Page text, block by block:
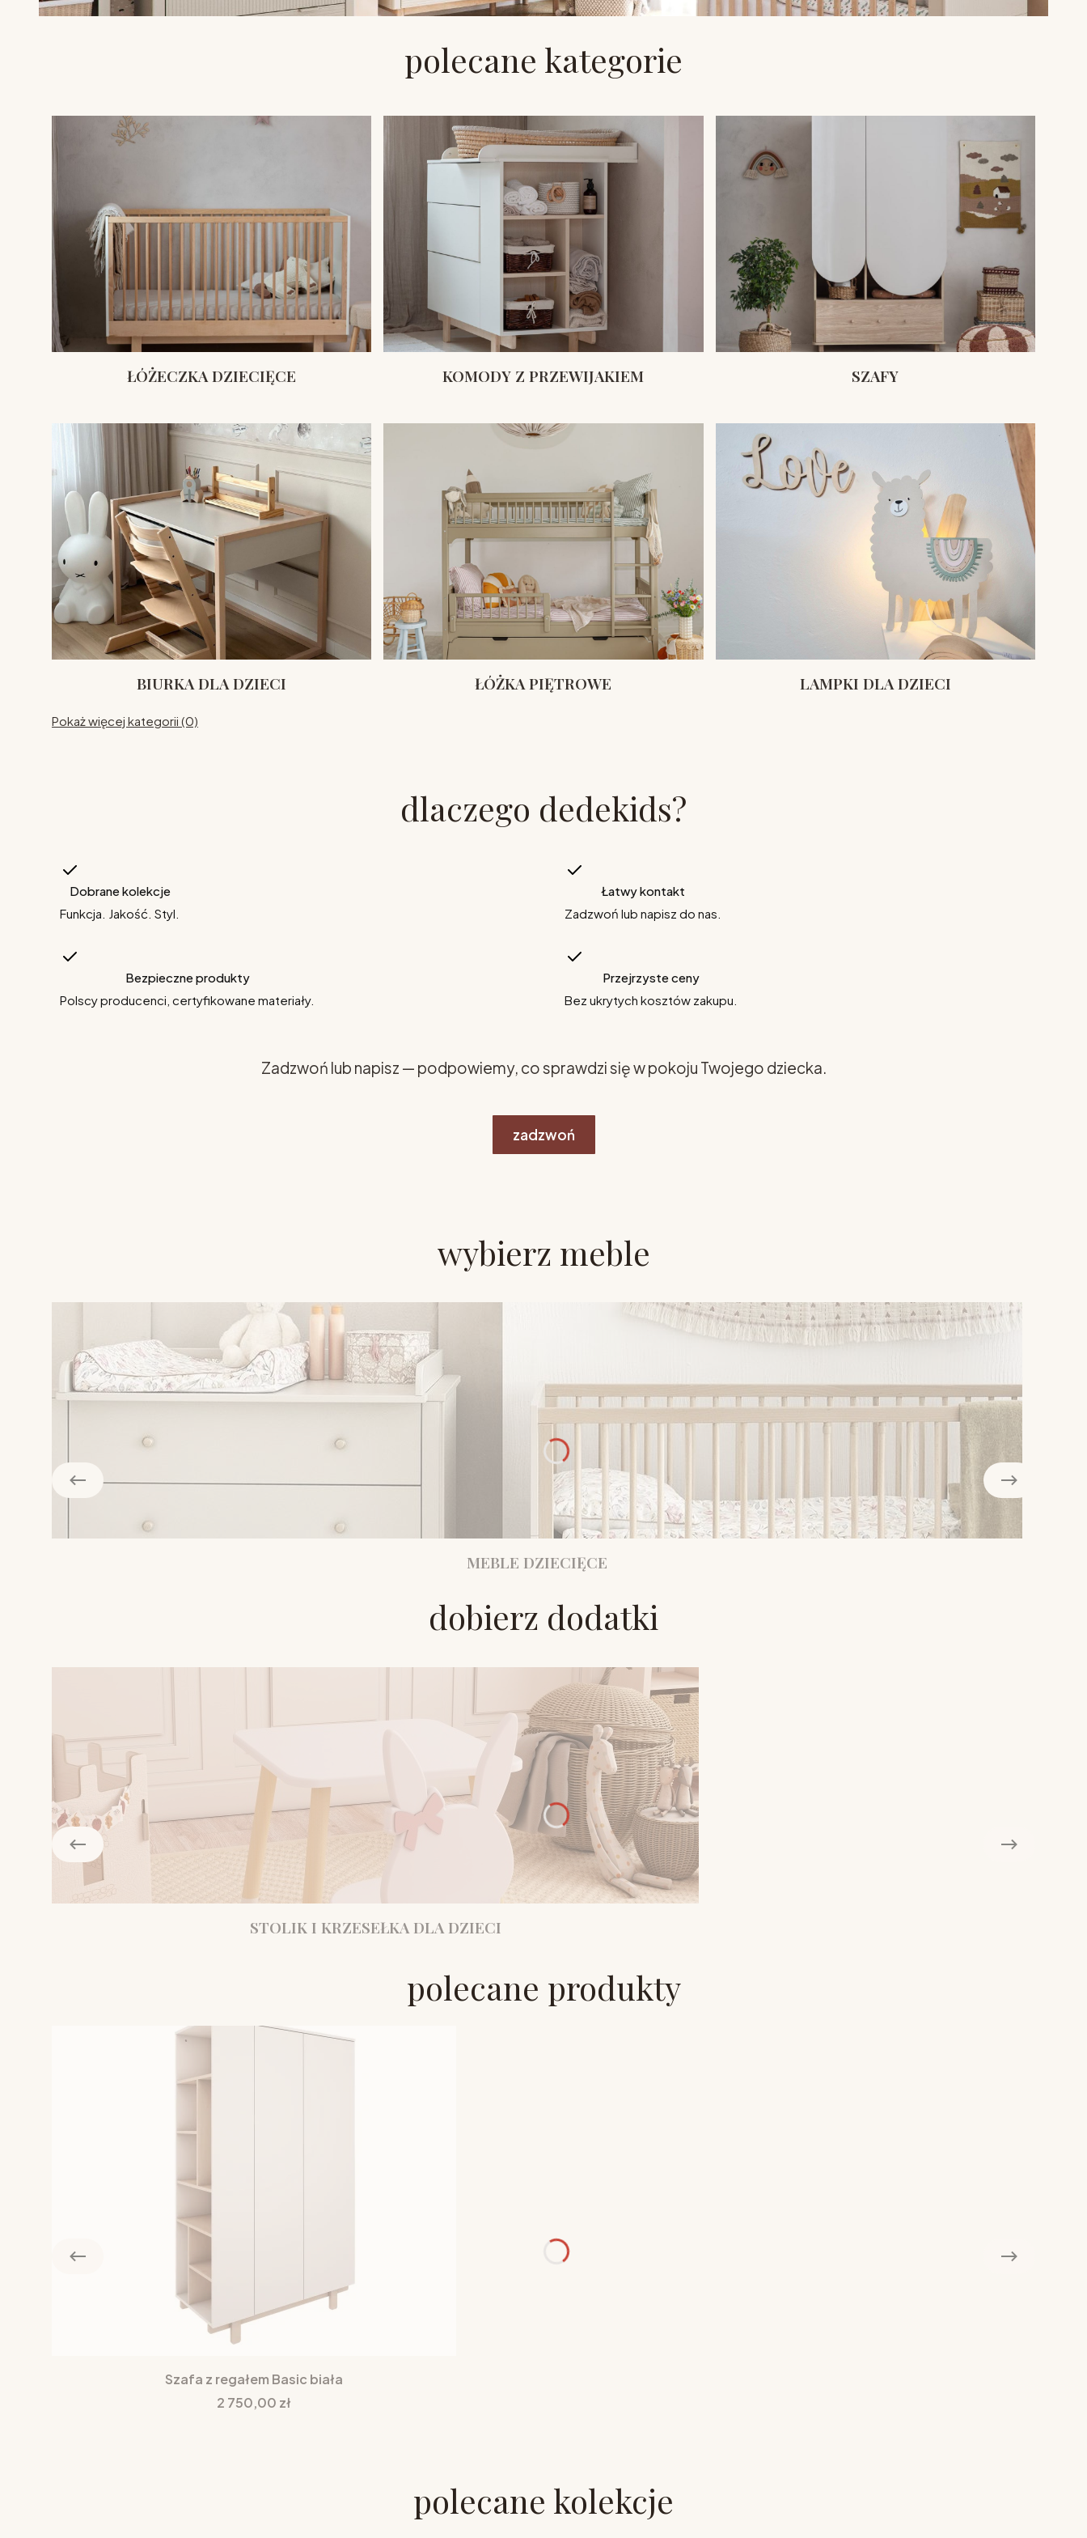
polecane kategorie
ŁÓŻECZKA DZIECIĘCE KOMODY Z PRZEWIJAKIEM SZAFY
BIURKA DLA DZIECI ŁÓŻKA PIĘTROWE LAMPKI DLA DZIECI
Pokaż więcej kategorii (0)
dlaczego dedekids?
Dobrane kolekcje
Funkcja. Jakość. Styl.
Łatwy kontakt
Zadzwoń lub napisz do nas.
Bezpieczne produkty
Polscy producenci, certyfikowane materiały.
Przejrzyste ceny
Bez ukrytych kosztów zakupu.
Zadzwoń lub napisz — podpowiemy, co sprawdzi się w pokoju Twojego dziecka.
zadzwoń
wybierz meble
MEBLE DZIECIĘCE
dobierz dodatki
STOLIK I KRZESEŁKA DLA DZIECI
polecane produkty
Szafa z regałem Basic biała
Cena
2 750,00 zł
polecane kolekcje